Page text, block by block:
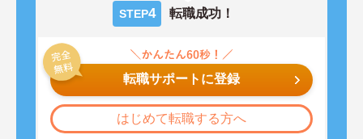
STEP4 転職成功！
転職サポートに登録
はじめて転職する方へ